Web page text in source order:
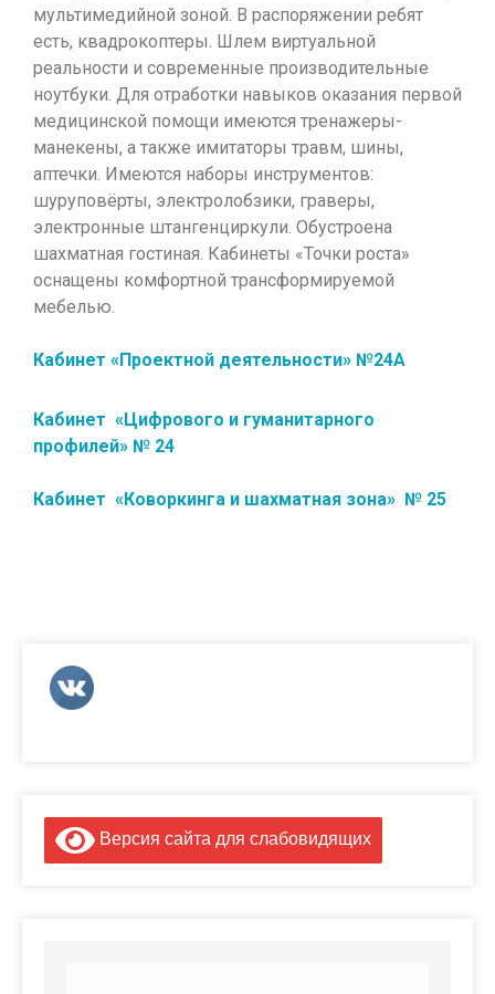
мультимедийной зоной. В распоряжении ребят
есть, квадрокоптеры. Шлем виртуальной
реальности и современные производительные
ноутбуки. Для отработки навыков оказания первой
медицинской помощи имеются тренажеры-
манекены, а также имитаторы травм, шины,
аптечки. Имеются наборы инструментов:
шуруповёрты, электролобзики, граверы,
электронные штангенциркули. Обустроена
шахматная гостиная. Кабинеты «Точки роста»
оснащены комфортной трансформируемой
мебелью.
Кабинет «Проектной деятельности» №24А
Кабинет «Цифрового и гуманитарного
профилей» № 24
Кабинет «Коворкинга и шахматная зона» № 25
Версия сайта для слабовидящих